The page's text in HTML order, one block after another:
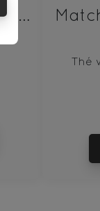
CHAWAN - Bol à matcha - Noir
Thé